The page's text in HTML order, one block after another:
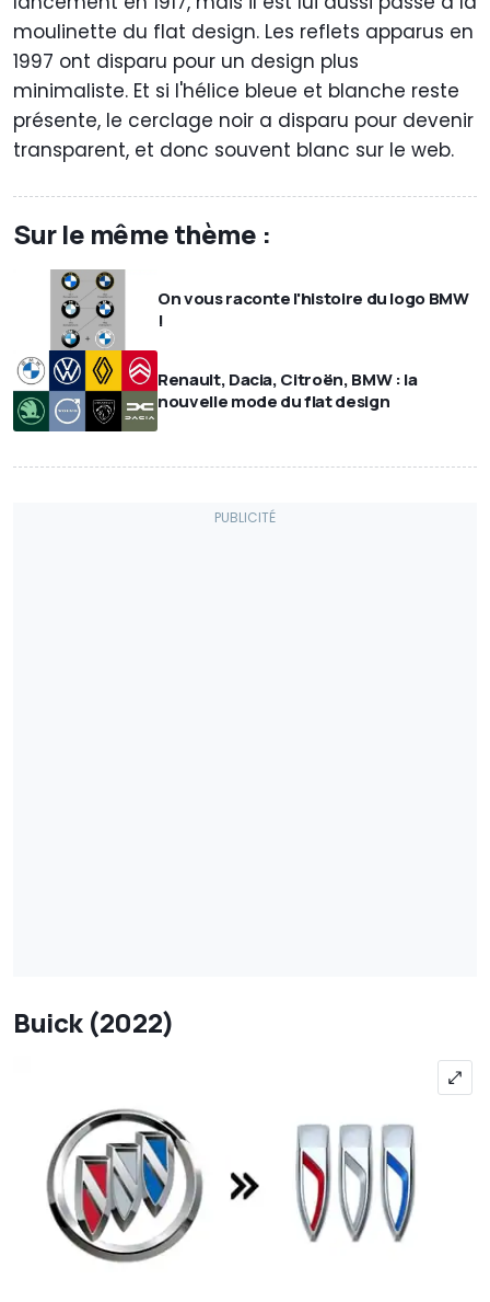
moulinette du flat design. Les reflets apparus en
1997 ont disparu pour un design plus
minimaliste. Et si l'hélice bleue et blanche reste
présente, le cerclage noir a disparu pour devenir
transparent, et donc souvent blanc sur le web.
Sur le même thème :
On vous raconte l'histoire du logo BMW
!
Renault, Dacia, Citroën, BMW : la
nouvelle mode du flat design
Buick (2022)